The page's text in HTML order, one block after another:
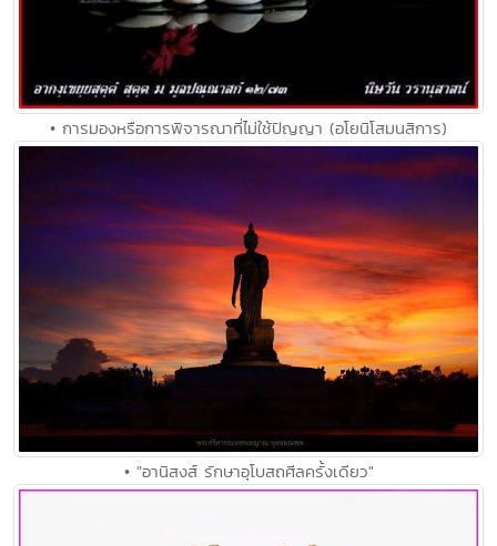
• การมองหรือการพิจารณาที่ไม่ใช้ปัญญา (อโยนิโสมนสิการ)
• "อานิสงส์ รักษาอุโบสถศีลครั้งเดียว"